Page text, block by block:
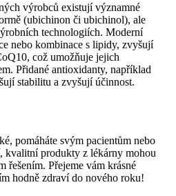
výrobců existují významné
(ubichinon či ubichinol), ale
technologiích. Moderní
nebo kombinace s lipidy, zvyšují
což umožňuje jejich
Přidané antioxidanty, například
stabilitu a zvyšují účinnost.
pomáháte svým pacientům nebo
kvalitní produkty z lékárny mohou
řešením. Přejeme vám krásné
hodně zdraví do nového roku!